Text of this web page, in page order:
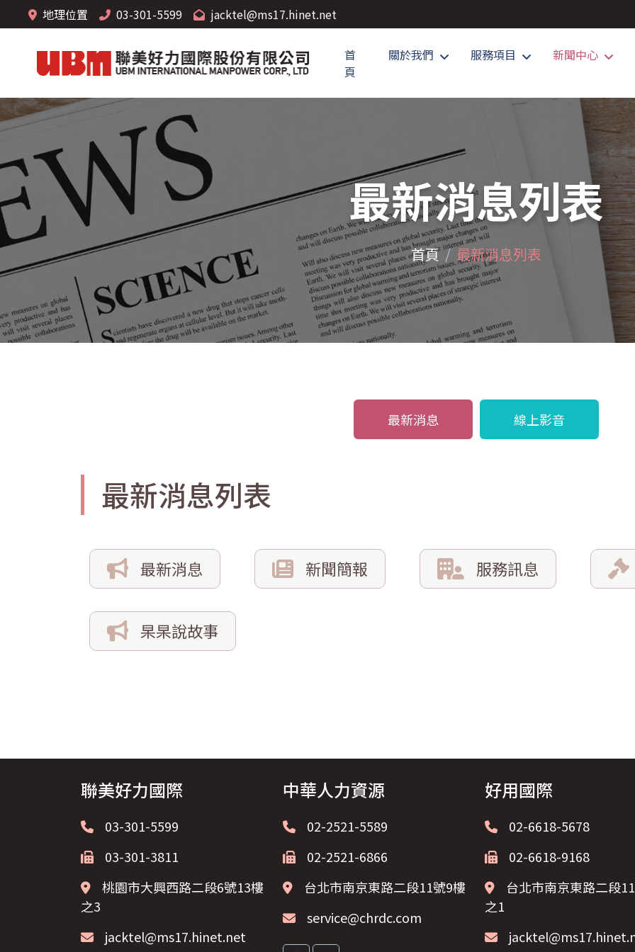
地理位置 03-301-5599 jacktel@ms17.hinet.net
首
頁
關於我們 服務項目 新聞中心
最新消息列表
首頁 最新消息列表
最新消息 線上影音
最新消息列表
最新消息 新聞簡報 服務訊息
杲杲說故事
聯美好力國際
03-301-5599
03-301-3811
桃園市大興西路二段6號13樓
之3
jacktel@ms17.hinet.net
中華人力資源
02-2521-5589
02-2521-6866
台北市南京東路二段11號9樓
service@chrdc.com
好用國際
02-6618-5678
02-6618-9168
台北市南京東路二段
之1